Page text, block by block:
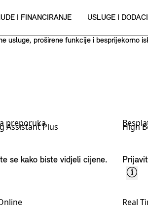
usluge, proširene funkcije i besprijekorno
preporuka
Assistant Plus
se kako biste vidjeli cijene.
High
Real